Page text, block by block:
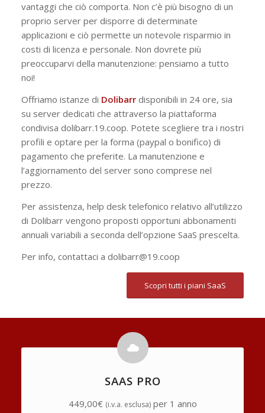
vantaggi che ciò comporta. Non c’è più bisogno di un
proprio server per disporre di determinate
applicazioni e ciò permette un notevole risparmio in
costi di licenza e personale. Non dovrete più
preoccuparvi della manutenzione: pensiamo a tutto
noi!
Offriamo istanze di Dolibarrdisponibili in 24 ore, sia
su server dedicati che attraverso la piattaforma
condivisa dolibarr.19.coop. Potete scegliere tra i nostri
profili e optare per la forma (paypal o bonifico) di
pagamento che preferite. La manutenzione e
l’aggiornamento del server sono comprese nel
prezzo.
Per assistenza, help desk telefonico relativo all’utilizzo
di Dolibarr vengono proposti opportuni abbonamenti
annuali variabili a seconda dell’opzione SaaS prescelta.
Per info, contattaci a dolibarr@19.coop
Scopri tutti i piani SaaS
SAAS PRO
449,00€ (i.v.a. esclusa)per 1 anno